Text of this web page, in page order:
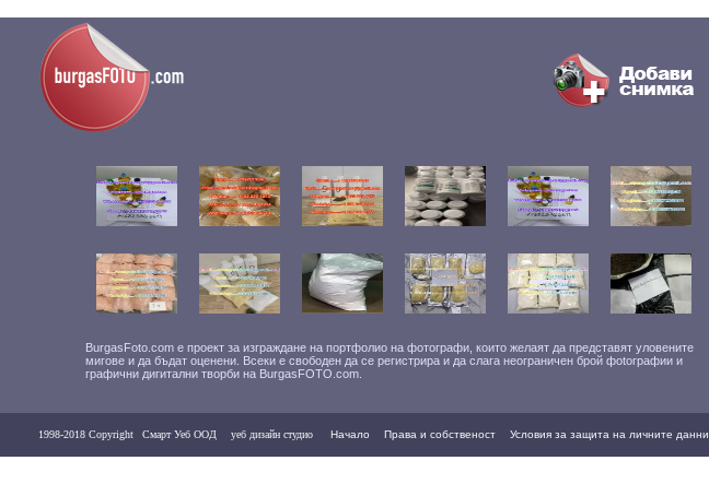
BurgasFoto.com е проект за изграждане на портфолио на фотографи, които желаят да представят уловените
мигове и да бъдат оценени. Всеки е свободен да се регистрира и да слага неограничен брой фоtографии и
графични дигитални творби на BurgasFOTO.com.
1998-2018 Copyright Смарт Уеб ООД уеб дизайн студио Начало Права и собственост Условия за защита на личните данни